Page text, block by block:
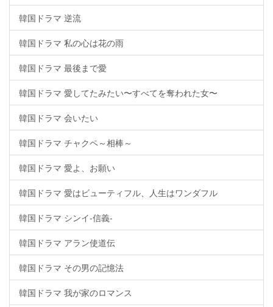
韓国ドラマ 逆流
韓国ドラマ 私の心は花の雨
韓国ドラマ 最後まで愛
韓国ドラマ 愛してたみたい〜すべてを奪われた女〜
韓国ドラマ 会いたい
韓国ドラマ チャクペ～相棒～
韓国ドラマ 愛よ、お願い
韓国ドラマ 愛はビューティフル、人生はワンダフル
韓国ドラマ シンイ-信義-
韓国ドラマ アラン使道伝
韓国ドラマ その男の記憶法
韓国ドラマ 我が家のロマンス